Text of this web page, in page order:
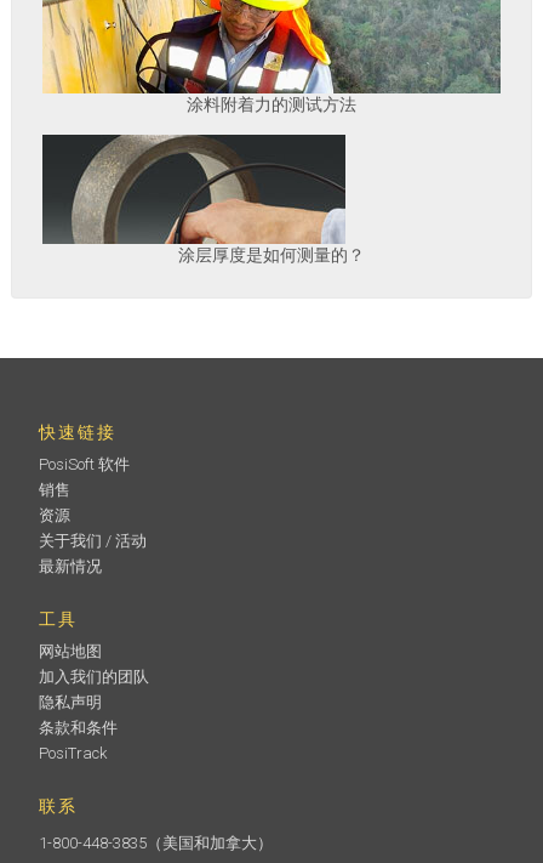
涂料附着力的测试方法
涂层厚度是如何测量的？
快速链接
PosiSoft 软件
销售
资源
关于我们 / 活动
最新情况
工具
网站地图
加入我们的团队
隐私声明
条款和条件
PosiTrack
联系
1-800-448-3835 （美国和加拿大）